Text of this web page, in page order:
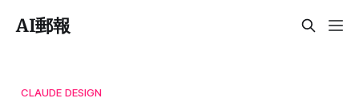
AI郵報
CLAUDE DESIGN